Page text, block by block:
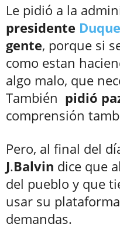
Le pidió a la
presidente Duque
gente, porque si
como estan
algo malo, que
También pidió
comprensión
Pero, al final del
J.Balvin dice que
del pueblo y que
usar su
demandas.